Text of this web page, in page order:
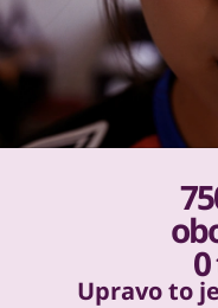
Upravo to